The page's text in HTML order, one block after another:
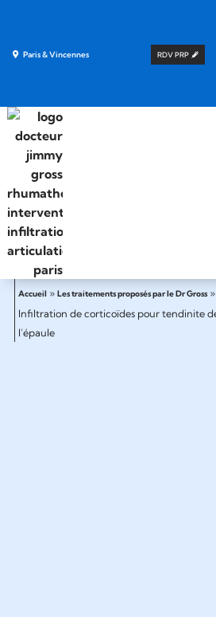
Paris & Vincennes RDV PRP
Accueil »Les traitements proposés par le Dr Gross
Infiltration de corticoïdes pour tendinite
l’épaule